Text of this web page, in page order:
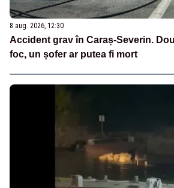
8 aug. 2026, 12:30
Accident grav în Caraș-Severin.
foc, un șofer ar putea fi mort